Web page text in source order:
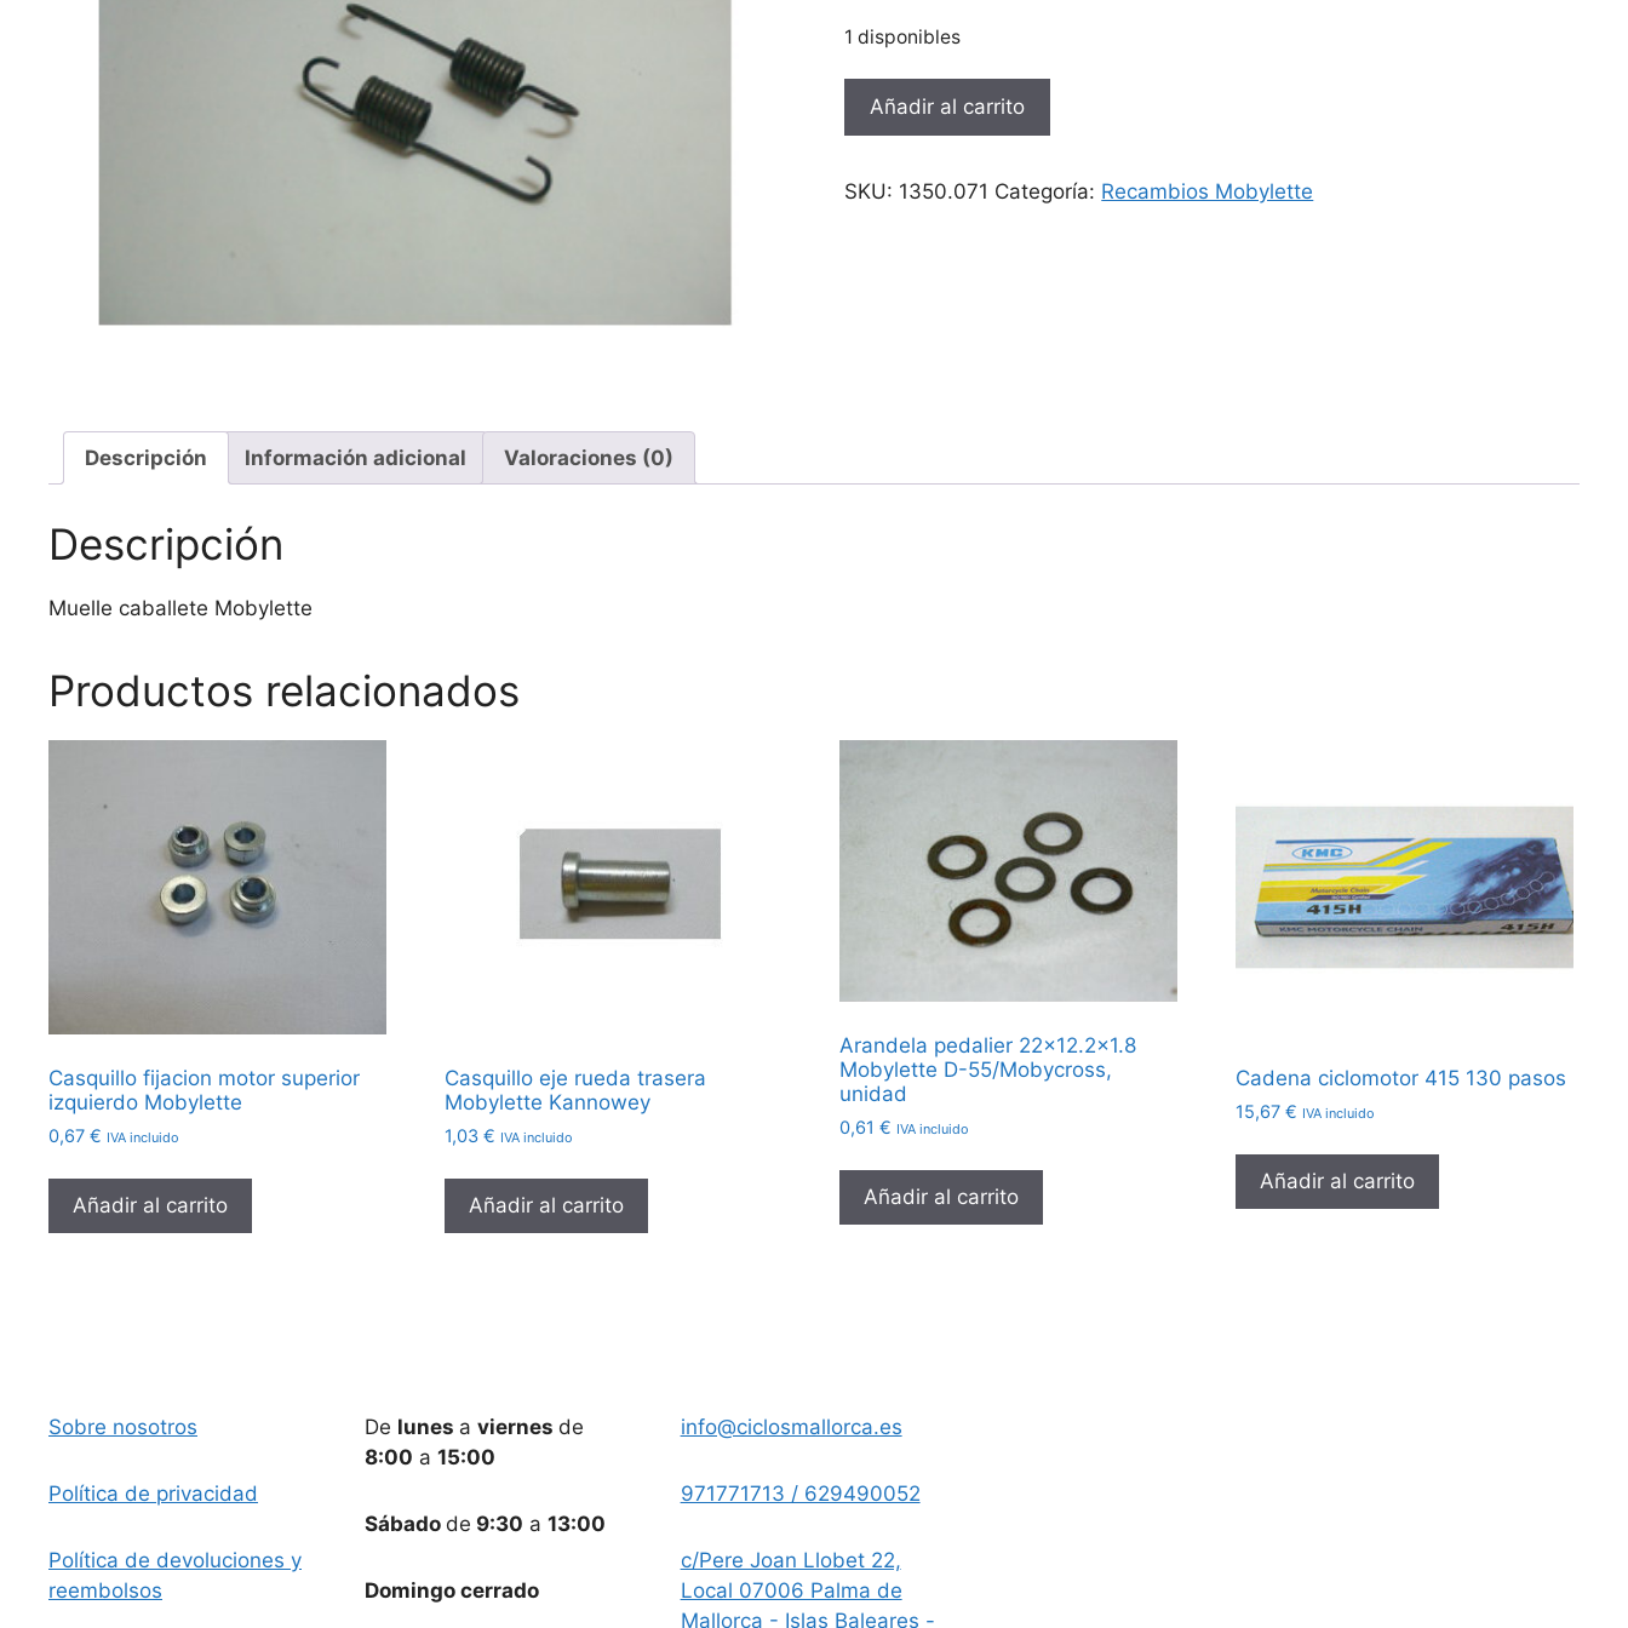
1 disponibles
Muelle
caballete
cantidad
Añadir al carrito
SKU: 1350.071 Categoría: Recambios Mobylette
Descripción Información adicional Valoraciones (0)
Descripción
Muelle caballete Mobylette
Productos relacionados
Casquillo fijacion motor superior
izquierdo Mobylette
0,67 € IVA incluido
Añadir al carrito
Casquillo eje rueda trasera
Mobylette Kannowey
1,03 € IVA incluido
Añadir al carrito
Arandela pedalier 22×12.2×1.8
Mobylette D-55/Mobycross,
unidad
0,61€ IVA incluido
Añadir al carrito
Cadena ciclomotor 415 130 pasos
15,67€ IVA incluido
Añadir al carrito
Sobre nosotros
Política de privacidad
Política de devoluciones y
reembolsos
De lunes a viernes de
8:00 a 15:00
Sábado de 9:30 a 13:00
Domingo cerrado
info@ciclosmallorca.es
971771713 / 629490052
c/Pere Joan Llobet 22,
Local 07006 Palma de
Mallorca - Islas Baleares -